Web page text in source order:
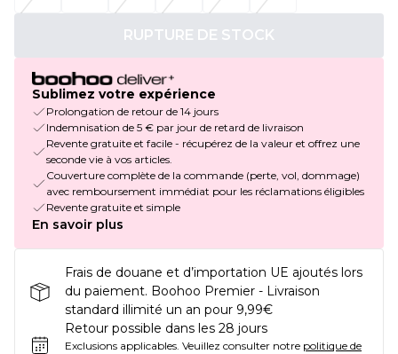
RUPTURE DE STOCK
Sublimez votre expérience
Prolongation de retour de 14 jours
Indemnisation de 5 € par jour de retard de livraison
Revente gratuite et facile - récupérez de la valeur et offrez une
seconde vie à vos articles.
Couverture complète de la commande (perte, vol, dommage)
avec remboursement immédiat pour les réclamations éligibles
Revente gratuite et simple
En savoir plus
Frais de douane et d’importation UE ajoutés lors
du paiement. Boohoo Premier - Livraison
standard illimité un an pour 9,99€
Retour possible dans les 28 jours
Exclusions applicables. Veuillez consulter notre politique de